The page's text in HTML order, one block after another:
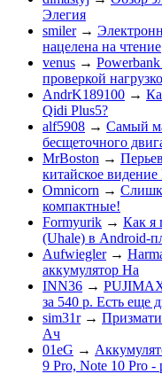
Элегия
smiler →
нацелена на чтение
venus →
проверкой
AndrK189100 →
Qidi Plus5?
alf5908 → Самый
бесщеточного
MrBoston →
китайское
Omnicorn →
компактные!
Formyurik → Как я
(Uhale) в Android-
Aufwiegler →
аккумулятор На
INN36 →
за 540 р. Есть еще
sim31r →
Ач
01eG →
9 Pro, Note 10 Pro -